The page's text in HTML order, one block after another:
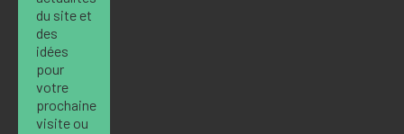
du site et
des
idées
pour
votre
prochaine
visite ou